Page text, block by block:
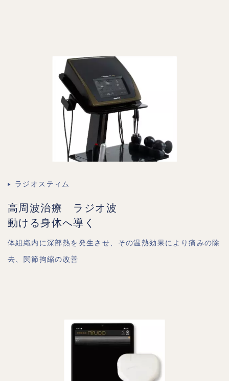
ラジオスティム
高周波治療 ラジオ波
動ける身体へ導く
体組織内に深部熱を発生させ、その温熱効果により痛みの除
去、関節拘縮の改善